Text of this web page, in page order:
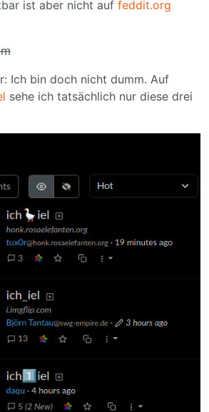
ist aber nicht auf feddit.org
Ich bin doch nicht dumm. Auf
sehe ich tatsächlich nur diese drei